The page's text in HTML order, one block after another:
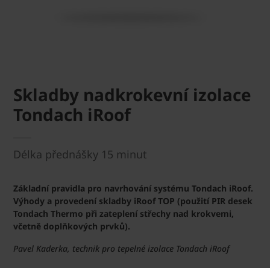
Skladby nadkrokevní izolace
Tondach iRoof
Délka přednášky 15 minut
Základní pravidla pro navrhování systému Tondach iRoof.
Výhody a provedení skladby iRoof TOP (použití PIR desek
Tondach Thermo při zateplení střechy nad krokvemi,
včetně doplňkových prvků).
Pavel Kaderka, technik pro tepelné izolace Tondach iRoof